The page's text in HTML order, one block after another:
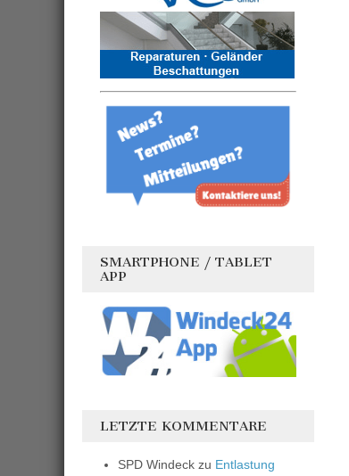
SMARTPHONE / TABLET
APP
LETZTE KOMMENTARE
SPD Windeck zu Entlastung